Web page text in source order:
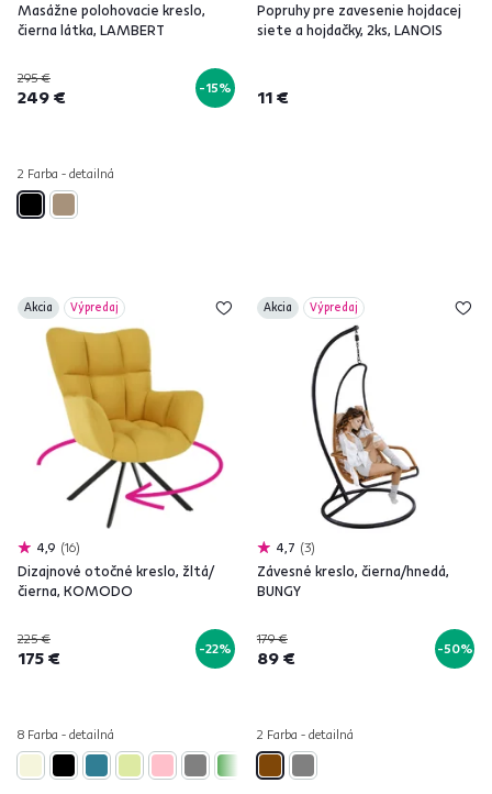
Masážne polohovacie kreslo,
čierna látka, LAMBERT
295 €
249 € -15%
2 Farba - detailná
Popruhy pre zavesenie hojdacej
siete a hojdačky, 2ks, LANOIS
11 €
Akcia Výpredaj
4,9 16
Dizajnové otočné kreslo, žltá/
čierna, KOMODO
225 €
175 € -22%
8 Farba - detailná
Akcia Výpredaj
4,7 3
Závesné kreslo, čierna/hnedá,
BUNGY
179 €
89 € -50%
2 Farba - detailná